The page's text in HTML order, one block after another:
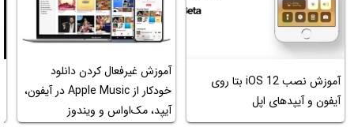
آموزش نصب iOS 12 بتا روی
آیفون و آیپدهای اپل
آموزش غیرفعال کردن دانلود
خودکار از Apple Music در آیفون،
آیپد، مک‌او‌اس و ویندوز